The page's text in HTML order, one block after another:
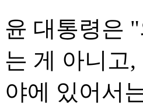
윤 대통령은
는 게 아니고
야에 있어서